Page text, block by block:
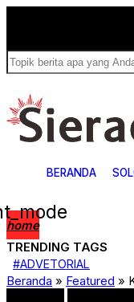
BERANDA
home
4
ADVETORIAL
ARTIKEL
TRENDING TAGS
#ADVETORIAL
Beranda » Featured »